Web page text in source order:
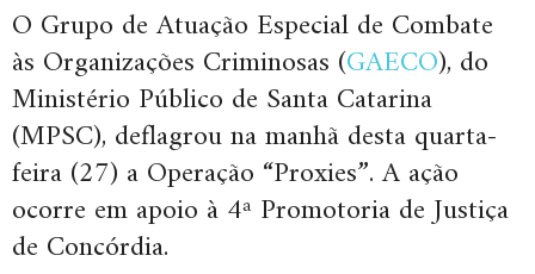
O Grupo de Atuação Especial de Combate
às Organizações Criminosas (GAECO), do
Ministério Público de Santa Catarina
(MPSC), deflagrou na manhã desta quarta-
feira (27) a Operação “Proxies”. A ação
ocorre em apoio à 4ª Promotoria de Justiça
de Concórdia.